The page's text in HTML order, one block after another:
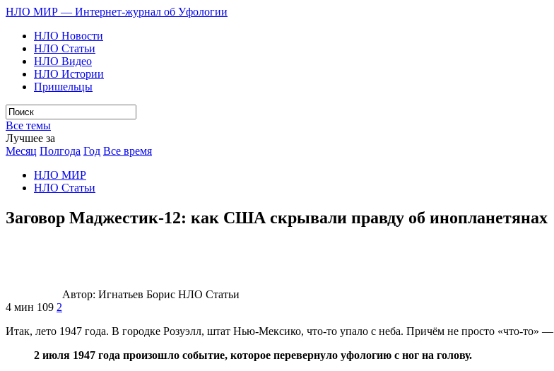
НЛО МИР — Интернет-журнал об Уфологии
НЛО Новости
НЛО Статьи
НЛО Видео
НЛО Истории
Пришельцы
Все темы
Лучшее за
Месяц Полгода Год Все время
НЛО МИР
НЛО Статьи
Заговор Маджестик-12: как США скрывали правду об инопланетянах
Автор: Игнатьев Борис НЛО Статьи
4 мин 109 2
Итак, лето 1947 года. В городке Розуэлл, штат Нью-Мексико, что-то упало с неба. Причём не просто «что-то» —
2 июля 1947 года произошло событие, которое перевернуло уфологию с ног на голову.